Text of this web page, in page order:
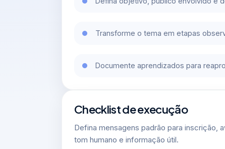
Transforme o tema em etapas
Documente aprendizados para
Checklist de execução
Defina mensagens padrão para inscrição,
tom humano e informação útil.